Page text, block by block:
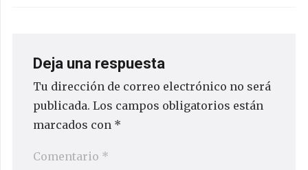
Deja una respuesta
Tu dirección de correo electrónico no será
publicada. Los campos obligatorios están
marcados con *